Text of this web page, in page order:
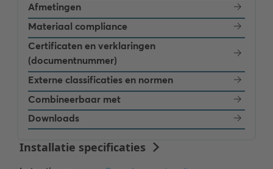
Afmetingen
Materiaal compliance
Certificaten en verklaringen
(documentnummer)
Externe classificaties en normen
Combineerbaar met
Downloads